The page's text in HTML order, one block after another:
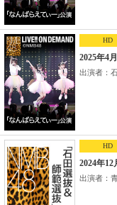
HD
2025年4
出演者：
HD
2024年
出演者：